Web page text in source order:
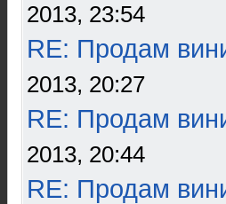
2013, 23:54
RE: Продам
2013, 20:27
RE: Продам
2013, 20:44
RE: Продам